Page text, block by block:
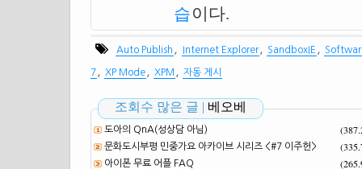
습이다.
Auto Publish Internet Explorer, SandboxIE
7 XP Mode XPM 자동 게시
조회수 많은 글 | 베오베
도아의 QnA(성상담 아님)
문화도시부평 민중가요 아카이브 시리즈 <#7 이주헌>
아이폰 무료 어플 FAQ